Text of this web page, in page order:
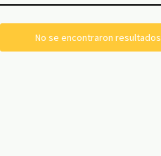
No se encontraron resultados